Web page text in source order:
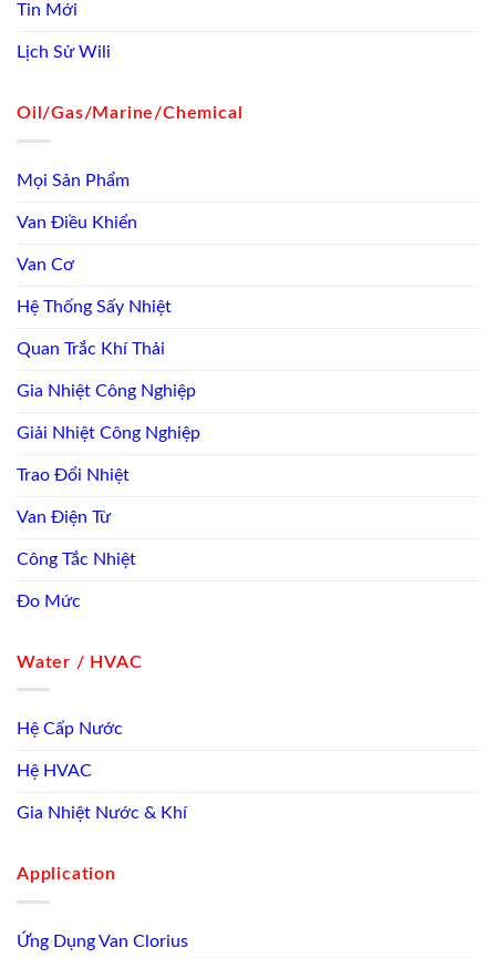
Tin Mới
Lịch Sử Wili
Oil/Gas/Marine/Chemical
Mọi Sản Phẩm
Van Điều Khiển
Van Cơ
Hệ Thống Sấy Nhiệt
Quan Trắc Khí Thải
Gia Nhiệt Công Nghiệp
Giải Nhiệt Công Nghiệp
Trao Đổi Nhiệt
Van Điện Từ
Công Tắc Nhiệt
Đo Mức
Water / HVAC
Hệ Cấp Nước
Hệ HVAC
Gia Nhiệt Nước & Khí
Application
Ứng Dụng Van Clorius